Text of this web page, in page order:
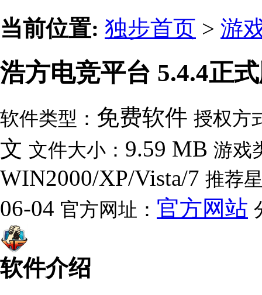
当前位置: 独步首页 > 游
浩方电竞平台 5.4.4正
软件类型： 免费软件 授权方
文 文件大小： 9.59 MB 游戏
WIN2000/XP/Vista/7 推荐
06-04 官方网址： 官方网站
软件介绍